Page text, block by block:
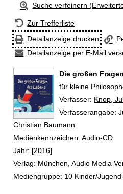
Suche verfeinern
Zur Trefferliste
Detailanzeige drucken
Detailanzeige per E-Mail
Die großen
für kleine
Verfasser: Suche
Knop,
Verfasserangabe:
Christian Baumann
Medienkennzeichen: Audio-CD
Jahr: [2016]
Verlag: München, Audio Media
Mediengruppe: 10 Kinder/